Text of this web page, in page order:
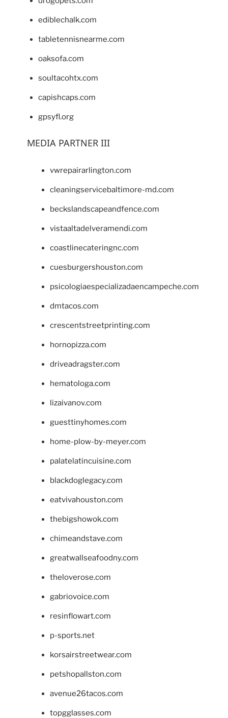
ediblechalk.com
tabletennisnearme.com
oaksofa.com
soultacohtx.com
capishcaps.com
gpsyfl.org
MEDIA PARTNER III
vwrepairarlington.com
cleaningservicebaltimore-md.com
beckslandscapeandfence.com
vistaaltadelveramendi.com
coastlinecateringnc.com
cuesburgershouston.com
psicologiaespecializadaencampeche.com
dmtacos.com
crescentstreetprinting.com
hornopizza.com
driveadragster.com
hematologa.com
lizaivanov.com
guesttinyhomes.com
home-plow-by-meyer.com
palatelatincuisine.com
blackdoglegacy.com
eatvivahouston.com
thebigshowok.com
chimeandstave.com
greatwallseafoodny.com
theloverose.com
gabriovoice.com
resinflowart.com
p-sports.net
korsairstreetwear.com
petshopallston.com
avenue26tacos.com
topgglasses.com